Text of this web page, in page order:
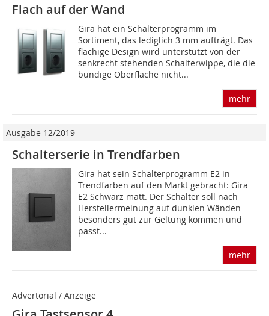
Flach auf der Wand
Gira hat ein Schalterprogramm im
Sortiment, das ledig­lich 3 mm aufträgt. Das
flächige Design wird unterstützt von der
senkrecht stehenden Schalterwippe, die die
bündige Oberfläche nicht...
mehr
Ausgabe 12/2019
Schalterserie in Trendfarben
Gira hat sein Schalterprogramm E2 in
Trendfarben auf den Markt gebracht: Gira
E2 Schwarz matt. Der Schalter soll nach
Herstellermeinung auf dunklen Wänden
besonders gut zur Geltung kommen und
passt...
mehr
Advertorial / Anzeige